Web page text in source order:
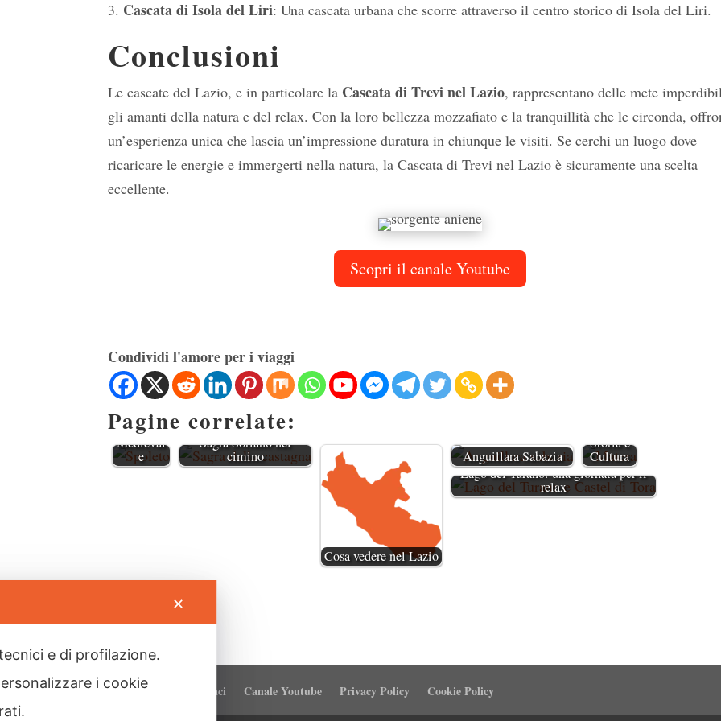
Cascata di Isola del Liri: Una cascata urbana che scorre attraverso il centro storico di Isola del Liri.
Conclusioni
Le cascate del Lazio, e in particolare la Cascata di Trevi nel Lazio, rappresentano delle mete
gli amanti della natura e del relax. Con la loro bellezza mozzafiato e la tranquillità che le circonda,
un’esperienza unica che lascia un’impressione duratura in chiunque le visiti. Se cerchi un luogo dove
ricaricare le energie e immergerti nella natura, la Cascata di Trevi nel Lazio è sicuramente una scelta
eccellente.
Scopri il canale Youtube
Condividi l'amore per i viaggi
Pagine correlate:
Spoleto:
Tunnel
Moderni
e Borgo
Medieval
e
Sagra Soriano nel
cimino
Cosa vedere nel Lazio
Anguillara Sabazia
Storia e
Cultura
Lago del Turano: una giornata per il
relax
Chi siamo Contattaci Canale Youtube Privacy Policy Cookie Policy
✕
e di profilazione.
i cookie